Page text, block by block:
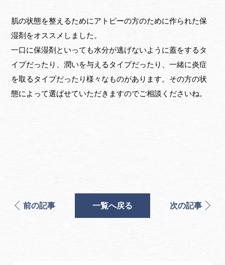
肌の状態を整えるためにアトピーの方のために作られた保
湿剤をオススメしました。
一口に保湿剤といっても水分が逃げないように蓋をするタ
イプだったり、潤いを与えるタイプだったり、一緒に炎症
を取るタイプだったり様々なものがあります。その方の状
態によって選ばせていただきますのでご相談くださいね。
前の記事 一覧へ戻る 次の記事